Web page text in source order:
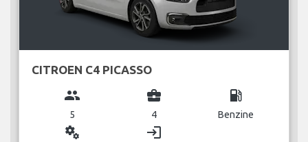
CITROEN C4 PICASSO
group
5
business_center
4
local_gas_station
Benzine
miscellaneous_services login